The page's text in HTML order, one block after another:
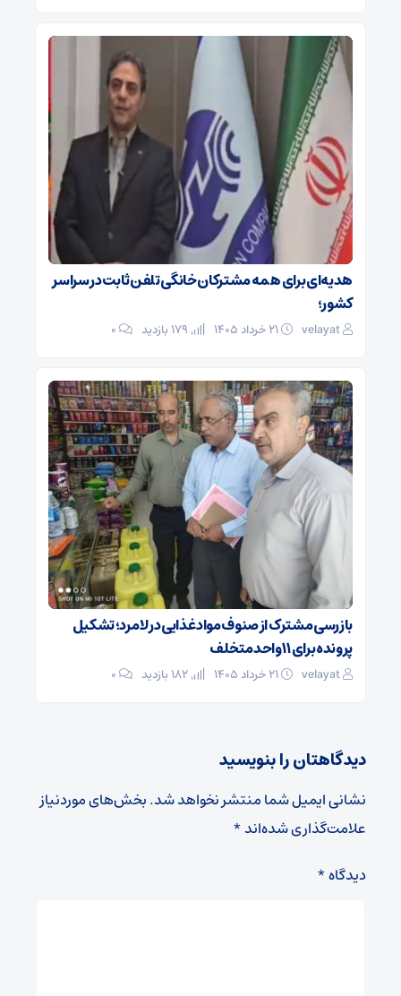
هدیه‌ای برای همه مشترکان خانگی تلفن ثابت در سراسر
کشور؛
velayat ۰
بازرسی مشترک از صنوف مواد غذایی در لامرد؛ تشکیل
پرونده برای ۱۱ واحد متخلف
velayat ۰
دیدگاهتان را بنویسید
نشانی ایمیل شما منتشر نخواهد شد.بخش‌های موردنیاز
علامت‌گذاری شده‌اند*
دیدگاه*